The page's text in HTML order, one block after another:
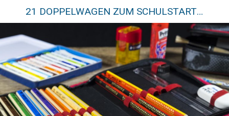
21 DOPPELWAGEN ZUM SCHULSTART IM EINSATZ